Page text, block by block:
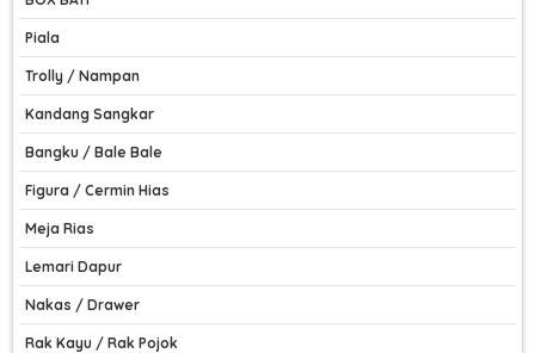
Piala
Trolly / Nampan
Kandang Sangkar
Bangku / Bale Bale
Figura / Cermin Hias
Meja Rias
Lemari Dapur
Nakas / Drawer
Rak Kayu / Rak Pojok